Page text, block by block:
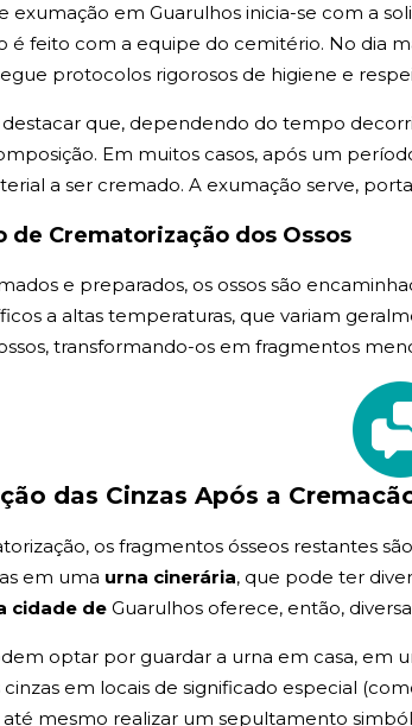
exumação em Guarulhos inicia-se com a
é feito com a equipe do cemitério. No dia
protocolos rigorosos de higiene e
que, dependendo do tempo
Em muitos casos, após um
a ser cremado. A exumação serve,
de Crematorização dos Ossos
e preparados, os ossos são
a altas temperaturas, que variam
transformando-os em fragmentos
das Cinzas Após a
os fragmentos ósseos restantes
em uma urna cinerária, que pode ter
cidade de Guarulhos oferece, então,
optar por guardar a urna em casa, em
cinzas em locais de significado especial
até mesmo realizar um sepultamento